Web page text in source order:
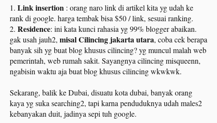
1. Link insertion : orang naro link di artikel kita yg udah ke
rank di google. harga tembak bisa $50 / link, sesuai ranking.
2. Residence: ini kata kunci rahasia yg 99% blogger abaikan.
gak usah jauh2, misal Cilincing jakarta utara, coba cek berapa
banyak sih yg buat blog khusus cilincing? yg muncul malah web
pemerintah, web rumah sakit. Sayangnya cilincing misqueenn,
ngabisin waktu aja buat blog khusus cilincing wkwkwk.
Sekarang, balik ke Dubai, disuatu kota dubai, banyak orang
kaya yg suka searching2, tapi karna penduduknya udah males2
kebanyakan duit, jadinya sepi tuh google.